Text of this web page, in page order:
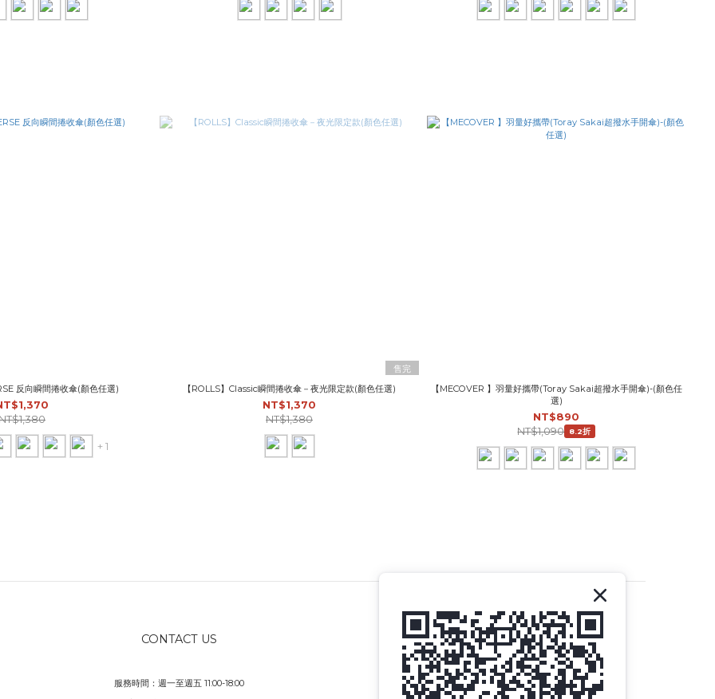
反向瞬間捲收傘(顏色任選)
+ 1
售完
【ROLLS】Classic瞬間捲收傘－夜光限定款(顏色任選)
NT$1,370
NT$1,380
【MECOVER 】羽量好攜帶(Toray Sakai超撥水手開傘)-(顏色任
選)
NT$890
NT$1,090 8.2折
CONTACT US
服務時間：週一至週五 11:00-18:00
SOCIAL MEDIA